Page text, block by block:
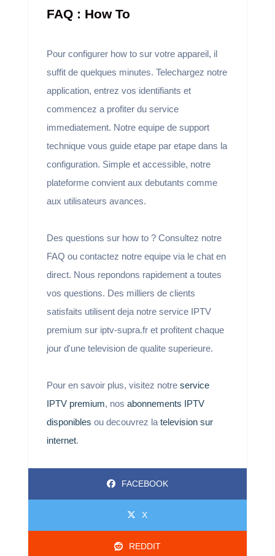
FAQ : How To
Pour configurer how to sur votre appareil, il
suffit de quelques minutes. Telechargez notre
application, entrez vos identifiants et
commencez a profiter du service
immediatement. Notre equipe de support
technique vous guide etape par etape dans la
configuration. Simple et accessible, notre
plateforme convient aux debutants comme
aux utilisateurs avances.
Des questions sur how to ? Consultez notre
FAQ ou contactez notre equipe via le chat en
direct. Nous repondons rapidement a toutes
vos questions. Des milliers de clients
satisfaits utilisent deja notre service IPTV
premium sur iptv-supra.fr et profitent chaque
jour d'une television de qualite superieure.
Pour en savoir plus, visitez notre service
IPTV premium, nos abonnements IPTV
disponibles ou decouvrez la television sur
internet.
FACEBOOK
X
REDDIT